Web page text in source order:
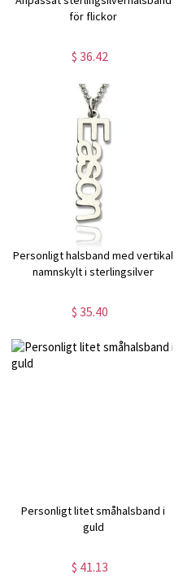
för flickor
$ 36.42
Personligt halsband med vertikal
namnskylt i sterlingsilver
$ 35.40
Personligt litet småhalsband i
guld
$ 41.13